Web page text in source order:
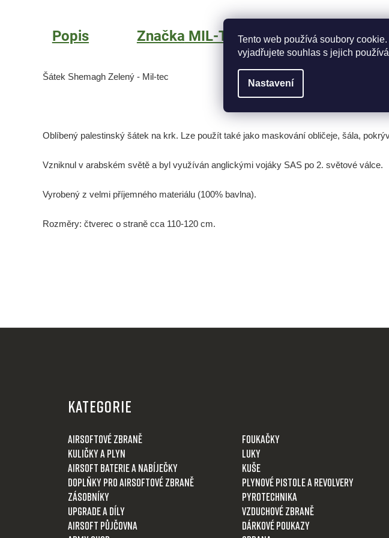
Tento web používá soubory
vyjadřujete souhlas s jejich
Nastavení
Popis Značka MIL-TEC
Šátek Shemagh Zelený - Mil-tec
Oblíbený palestinský šátek na krk. Lze použít také jako maskování obličeje, šála,
Vzniknul v arabském světě a byl využíván anglickými vojáky SAS po 2. světové válce.
Vyrobený z velmi příjemného materiálu (100% bavlna).
Rozměry: čtverec o straně cca 110-120 cm.
KATEGORIE
Airsoftové zbraně
Kuličky a plyn
Airsoft baterie a nabíječky
Doplňky pro airsoftové zbraně
Zásobníky
Upgrade a díly
Airsoft půjčovna
Foukačky
Luky
Kuše
Plynové pistole a revolvery
Pyrotechnika
Vzduchové zbraně
Dárkové poukazy